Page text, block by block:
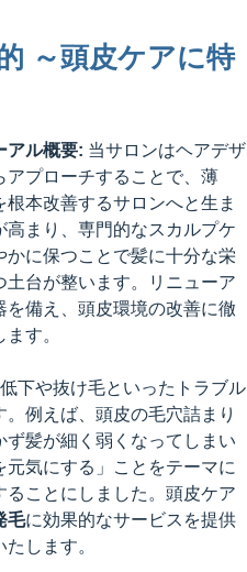
～頭皮ケアに特
アル概要: 当サロンはヘアデザ
アプローチすることで、薄
本改善するサロンへと生ま
まり、専門的なスカルプケ
に保つことで髪に十分な栄
台が整います。リニューア
備え、頭皮環境の改善に徹
す。
下や抜け毛といったトラブル
例えば、頭皮の毛穴詰まり
髪が細く弱くなってしまい
気にする」ことをテーマに
ことにしました。頭皮ケア
毛に効果的なサービスを提供
します。